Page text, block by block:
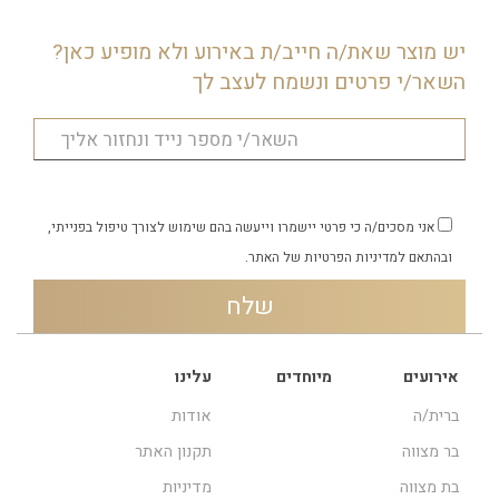
יש מוצר שאת/ה חייב/ת באירוע ולא מופיע כאן?
השאר/י פרטים ונשמח לעצב לך
אני מסכים/ה כי פרטי יישמרו וייעשה בהם שימוש לצורך טיפול בפנייתי,
ובהתאם למדיניות הפרטיות של האתר.
אירועים
ברית/ה
בר מצווה
בת מצווה
מיוחדים
עלינו
אודות
תקנון האתר
מדיניות